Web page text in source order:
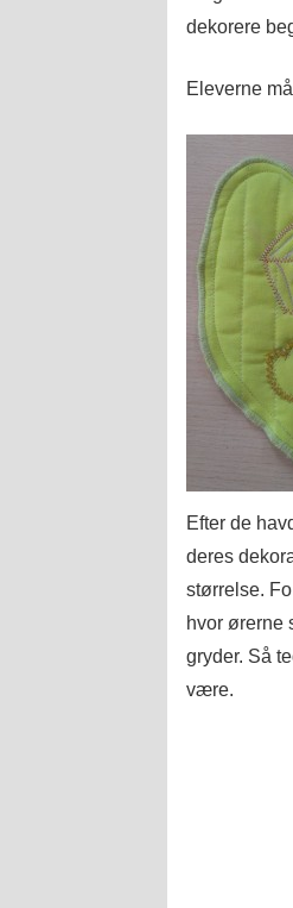
dekorere
Eleverne
Efter de
deres
størrelse.
hvor ørerne
gryder. Så
være.